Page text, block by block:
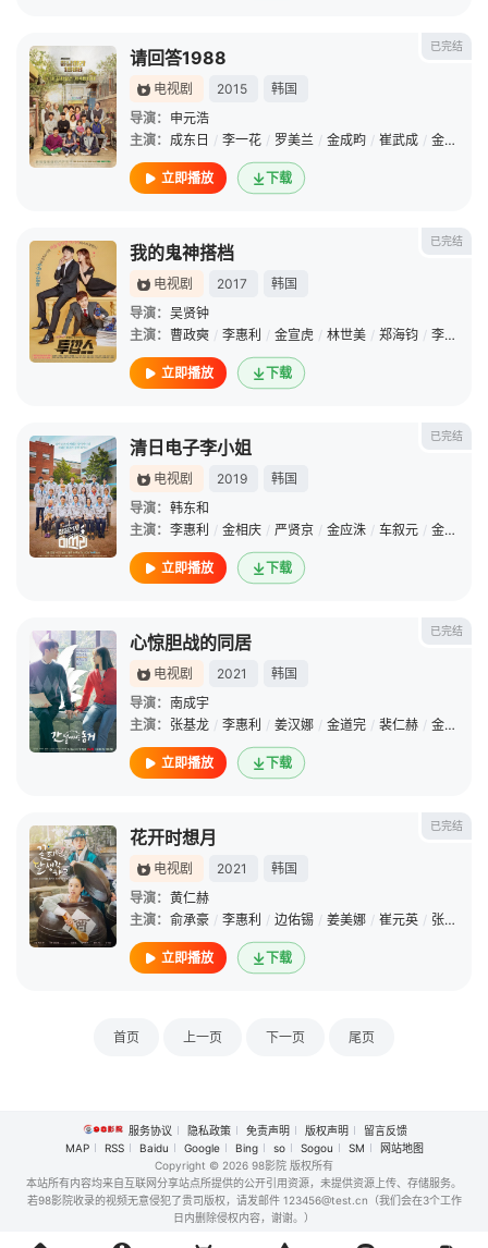
已完结
请回答1988
电视剧 2015
韩国
导演： 申元浩
主演： 成东日 / 李一花 / 罗美兰 / 金成畇 / 崔武成 / 金善映
立即播放 下载
已完结
我的鬼神搭档
电视剧 2017
韩国
导演： 吴贤钟
主演： 曹政奭 / 李惠利 / 金宣虎 / 林世美 / 郑海钧 / 李代延
立即播放 下载
已完结
清日电子李小姐
电视剧 2019
韩国
导演： 韩东和
主演： 李惠利 / 金相庆 / 严贤京 / 金应洙 / 车叙元 / 金元海
立即播放 下载
已完结
心惊胆战的同居
电视剧 2021
韩国
导演： 南成宇
主演： 张基龙 / 李惠利 / 姜汉娜 / 金道完 / 裴仁赫 / 金度延
立即播放 下载
已完结
花开时想月
电视剧 2021
韩国
导演： 黄仁赫
主演： 俞承豪 / 李惠利 / 边佑锡 / 姜美娜 / 崔元英 / 张光
立即播放 下载
首页 上一页 下一页 尾页
服务协议 隐私政策 免责声明 版权声明
留言反馈
MAP
RSS Baidu Google Bing so Sogou SM
网站地图
Copyright © 2026 98影院 版权所有
本站所有内容均来自互联网分享站点所提供的公开引用资源，未提供资源上传、存储服务。
若98影院收录的视频无意侵犯了贵司版权，请发邮件 123456@test.cn（我们会在3个工作
日内删除侵权内容，谢谢。）